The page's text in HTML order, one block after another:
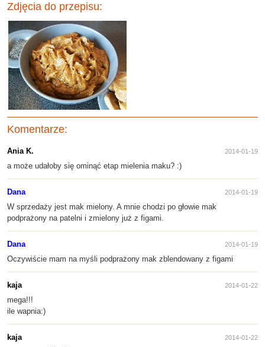
Zdjęcia do przepisu:
Komentarze:
Ania K. 2014-01-19
a może udałoby się ominąć etap mielenia maku? :)
Dana 2014-01-19
W sprzedaży jest mak mielony. A mnie chodzi po głowie mak
podprażony na patelni i zmielony już z figami.
Dana 2014-01-19
Oczywiście mam na myśli podprażony mak zblendowany z figami
kaja 2014-01-22
mega!!!
ile wapnia:)
kaja 2014-01-22